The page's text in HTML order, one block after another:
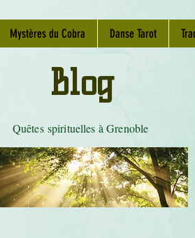
Mystères du Cobra Danse Tarot
Quêtes spirituelles à Grenoble
Blog